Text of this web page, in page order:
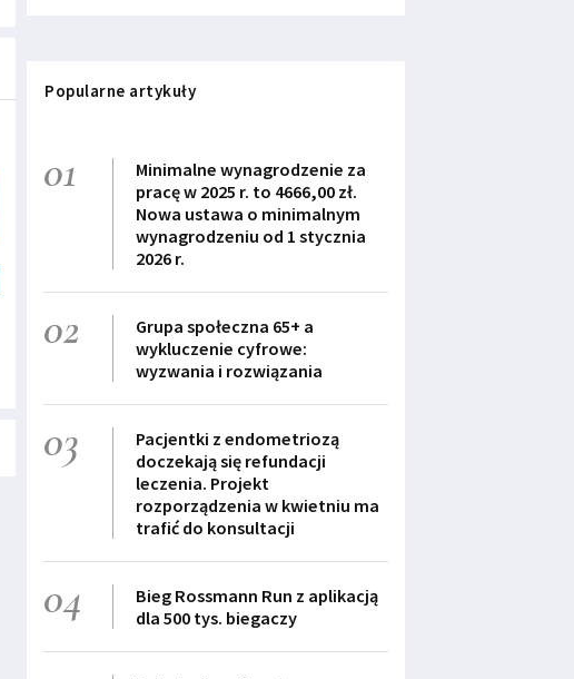
Popularne artykuły
01
Minimalne wynagrodzenie za
pracę w 2025 r. to 4666,00 zł.
Nowa ustawa o minimalnym
wynagrodzeniu od 1 stycznia
2026 r.
02
Grupa społeczna 65+ a
wykluczenie cyfrowe:
wyzwania i rozwiązania
03
Pacjentki z endometriozą
doczekają się refundacji
leczenia. Projekt
rozporządzenia w kwietniu ma
trafić do konsultacji
04
Bieg Rossmann Run z aplikacją
dla 500 tys. biegaczy